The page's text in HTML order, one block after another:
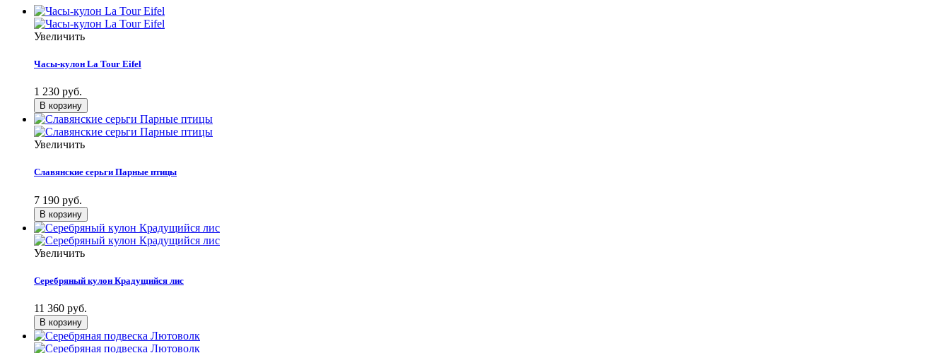
Увеличить
Часы-кулон La Tour Eifel
1 230 руб.
Увеличить
Славянские серьги Парные птицы
7 190 руб.
Увеличить
Серебряный кулон Крадущийся лис
11 360 руб.